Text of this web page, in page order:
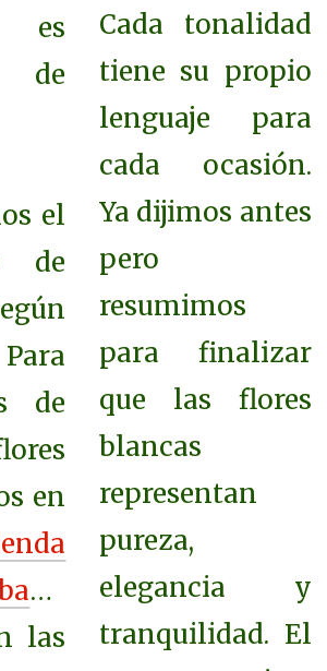
es
de
el
de
de
en
…
las
Cada tonalidad
tiene su propio
lenguaje para
cada ocasión.
Ya dijimos antes
pero
resumimos
para finalizar
que las flores
blancas
representan
pureza,
elegancia y
tranquilidad. El